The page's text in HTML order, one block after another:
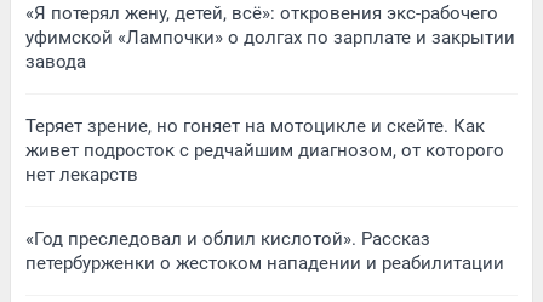
«Я потерял жену, детей, всё»: откровения экс-рабочего
уфимской «Лампочки» о долгах по зарплате и закрытии
завода
Теряет зрение, но гоняет на мотоцикле и скейте. Как
живет подросток с редчайшим диагнозом, от которого
нет лекарств
«Год преследовал и облил кислотой». Рассказ
петербурженки о жестоком нападении и реабилитации